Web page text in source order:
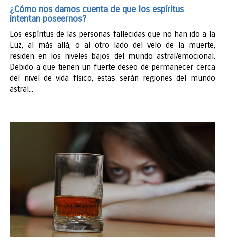
¿Cómo nos damos cuenta de que los espíritus
intentan poseernos?
Los espíritus de las personas fallecidas que no han ido a la
Luz, al más allá, o al otro lado del velo de la muerte,
residen en los niveles bajos del mundo astral/emocional.
Debido a que tienen un fuerte deseo de permanecer cerca
del nivel de vida físico, estas serán regiones del mundo
astral...